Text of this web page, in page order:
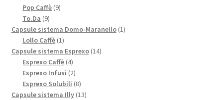
Pop Caffè 99
To.Da 99
prodotti
Capsule sistema Domo-Maranello 11
Lollo Caffè 11
prodotto
Capsule sistema Esprexo 1414
Esprexo Caffè 44
prodotti
Esprexo Infusi 22
prodotti
Esprexo Solubili 88
prodotti
Capsule sistema Illy 1313